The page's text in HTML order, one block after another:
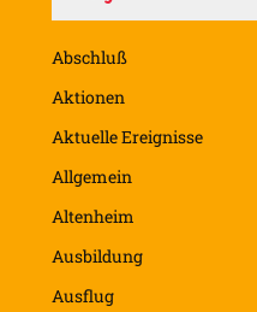
Abschluß
Aktionen
Aktuelle Ereignisse
Allgemein
Altenheim
Ausbildung
Ausflug